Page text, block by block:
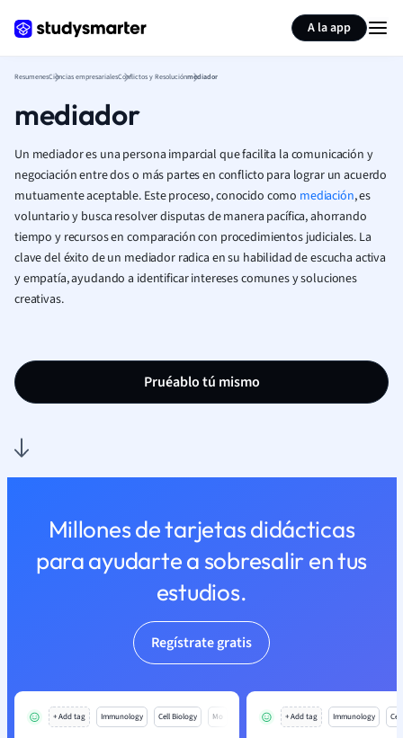
A la app
ResumenesCiencias empresarialesConflictos y Resoluciónmediador
mediador
Un mediador es una persona imparcial que facilita la comunicación y
negociación entre dos o más partes en conflicto para lograr un acuerdo
mutuamente aceptable. Este proceso, conocido como mediación, es
voluntario y busca resolver disputas de manera pacífica, ahorrando
tiempo y recursos en comparación con procedimientos judiciales. La
clave del éxito de un mediador radica en su habilidad de escucha activa
y empatía, ayudando a identificar intereses comunes y soluciones
creativas.
Pruéablo tú mismo
Millones de tarjetas didácticas
para ayudarte a sobresalir en tus
estudios.
Regístrate gratis
+ Add tag Immunology Cell Biology Mo + Add tag Immunology
Resumir página